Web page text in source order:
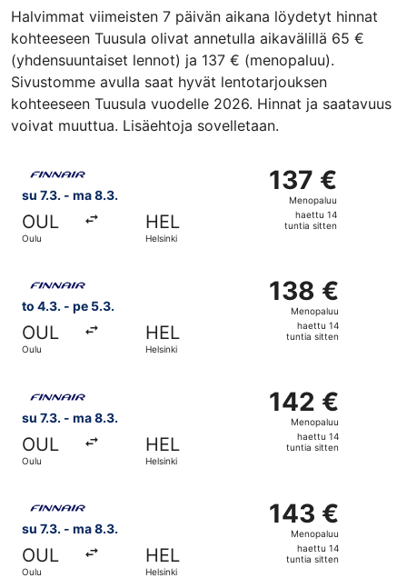
Halvimmat viimeisten 7 päivän aikana löydetyt hinnat
kohteeseen Tuusula olivat annetulla aikavälillä 65 €
(yhdensuuntaiset lennot) ja 137 € (menopaluu).
Sivustomme avulla saat hyvät lentotarjouksen
kohteeseen Tuusula vuodelle 2026. Hinnat ja saatavuus
voivat muuttua. Lisäehtoja sovelletaan.
su 7.3. - ma 8.3.
OUL
Oulu
HEL
Helsinki
137 €
Menopaluu,
haettu
137 €
Menopaluu
haettu 14
tuntia sitten
to 4.3. - pe 5.3.
OUL
Oulu
HEL
Helsinki
138 €
Menopaluu,
haettu
138 €
Menopaluu
haettu 14
tuntia sitten
su 7.3. - ma 8.3.
OUL
Oulu
HEL
Helsinki
142 €
Menopaluu,
haettu
142 €
Menopaluu
haettu 14
tuntia sitten
su 7.3. - ma 8.3.
OUL
Oulu
HEL
Helsinki
143 €
Menopaluu,
haettu
143 €
Menopaluu
haettu 14
tuntia sitten